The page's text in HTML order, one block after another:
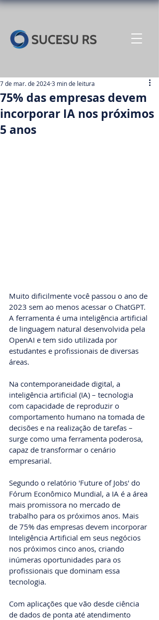
75% das empresas devem
incorporar IA nos próximos
5 anos
7 de mar. de 20243 min de leitura
Muito dificilmente você passou o ano de
2023 sem ao menos acessar o ChatGPT.
A ferramenta é uma inteligência artificial
de linguagem natural desenvolvida pela
OpenAI e tem sido utilizada por
estudantes e profissionais de diversas
áreas.
Na contemporaneidade digital, a
inteligência artificial (IA) – tecnologia
com capacidade de reproduzir o
comportamento humano na tomada de
decisões e na realização de tarefas –
surge como uma ferramenta poderosa,
capaz de transformar o cenário
empresarial.
Segundo o relatório 'Future of Jobs' do
Fórum Econômico Mundial, a IA é a área
mais promissora no mercado de
trabalho para os próximos anos. Mais
de 75% das empresas devem incorporar
Inteligência Artificial em seus negócios
nos próximos cinco anos, criando
inúmeras oportunidades para os
profissionais que dominam essa
tecnologia.
Com aplicações que vão desde ciência
de dados de ponta até atendimento